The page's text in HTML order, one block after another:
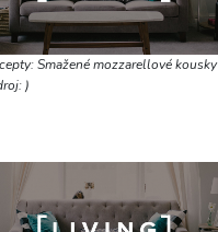
Smažené mozzarellové kousky
)